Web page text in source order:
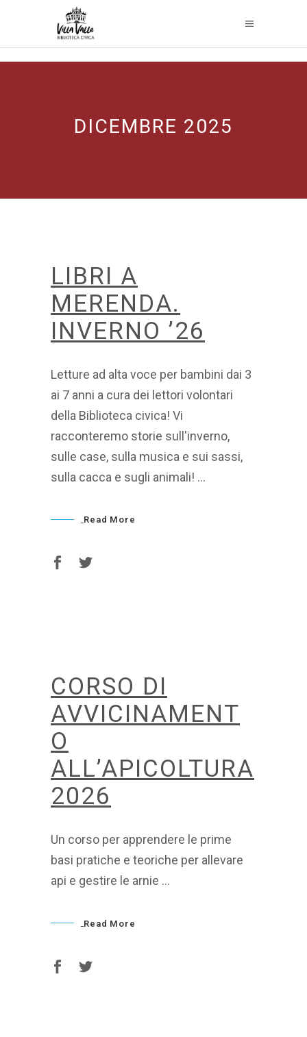
DICEMBRE 2025
LIBRI A
MERENDA.
INVERNO ’26
Letture ad alta voce per bambini dai 3
ai 7 anni a cura dei lettori volontari
della Biblioteca civica! Vi
racconteremo storie sull'inverno,
sulle case, sulla musica e sui sassi,
sulla cacca e sugli animali!
Read More
CORSO DI
AVVICINAMENT
O
ALL’APICOLTURA
2026
Un corso per apprendere le prime
basi pratiche e teoriche per allevare
api e gestire le arnie
Read More